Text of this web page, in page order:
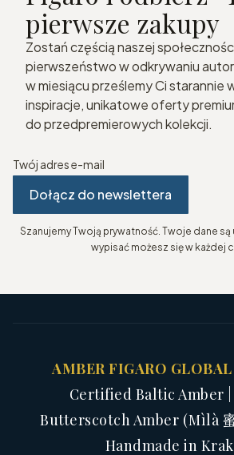
pierwsze zakupy
Zostań częścią naszej
pierwszeństwo w odkrywaniu
w miesiącu prześlemy Ci starannie
inspiracje, unikatowe oferty
do przedpremierowych kolekcji.
Twój adres e-mail
Dołącz do newslettera
Szanujemy Twoją prywatność. Twoje dane są
wypisać możesz się w każdej
AMBER FIGARO GLOBAL
Certified Baltic Amber
Butterscotch Amber (Mìlà
Handmade in